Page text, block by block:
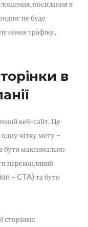
посилання в
не буде
трафіку,
в
веб-сайт. Це
одну чітку мету –
бути максимально
переконливий
– CTA) та бути
сторінки: